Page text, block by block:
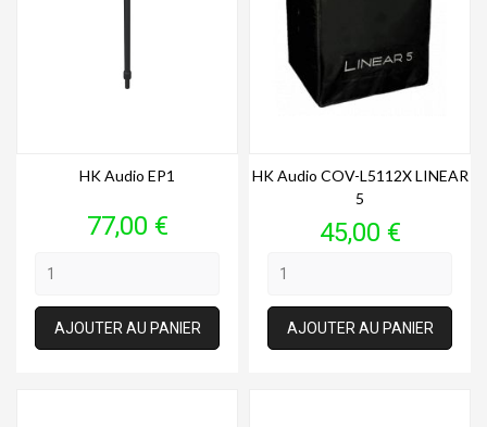
HK Audio EP1
Prix
77,00 €
AJOUTER AU PANIER
HK Audio COV-L5112X LINEAR
5
Prix
45,00 €
AJOUTER AU PANIER